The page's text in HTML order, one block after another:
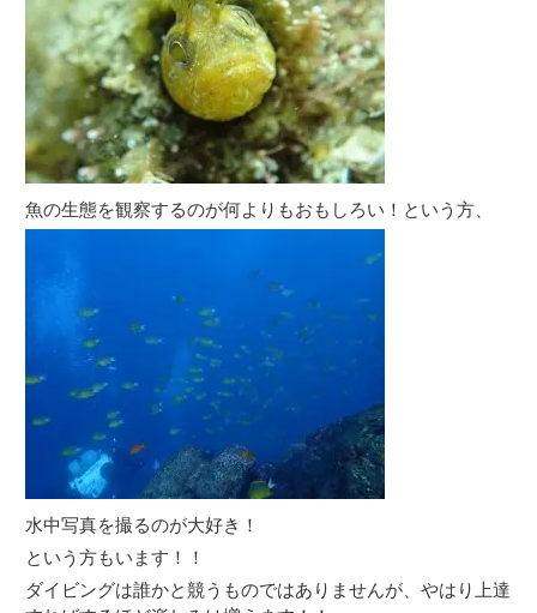
魚の生態を観察するのが何よりもおもしろい！という方、
水中写真を撮るのが大好き！
という方もいます！！
ダイビングは誰かと競うものではありませんが、やはり上達